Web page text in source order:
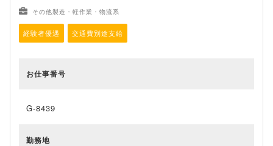
その他製造・軽作業・物流系
経験者優遇 交通費別途支給
お仕事番号
G-8439
勤務地